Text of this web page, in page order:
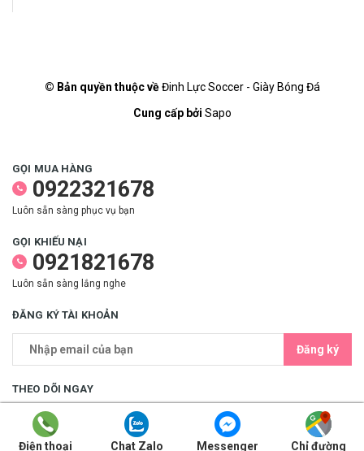
© Bản quyền thuộc vềĐinh Lực Soccer - Giày Bóng Đá
Cung cấp bởi Sapo
GỌI MUA HÀNG
0922321678
Luôn sẵn sàng phục vụ bạn
GỌI KHIẾU NẠI
0921821678
Luôn sẵn sàng lắng nghe
ĐĂNG KÝ TÀI KHOẢN
Đăng ký
THEO DÕI NGAY
Điện thoại Chat Zalo Messenger Chỉ đường